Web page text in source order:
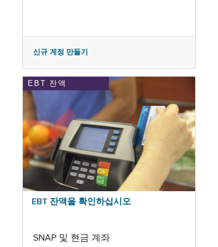
신규 계정 만들기
EBT 잔액
EBT 잔액을 확인하십시오
SNAP 및 현금 계좌